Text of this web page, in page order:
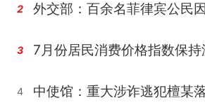
2
3
4 中使馆：重大涉诈逃犯檀某